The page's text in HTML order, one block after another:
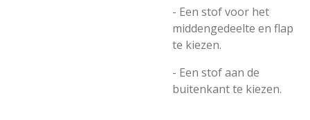
- Een stof voor het
middengedeelte en flap
te kiezen.
- Een stof aan de
buitenkant te kiezen.